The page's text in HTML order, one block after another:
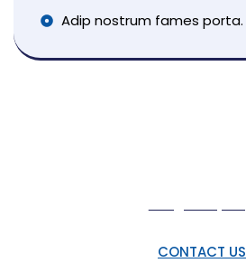
Adip nostrum fames porta.
CONTACT US